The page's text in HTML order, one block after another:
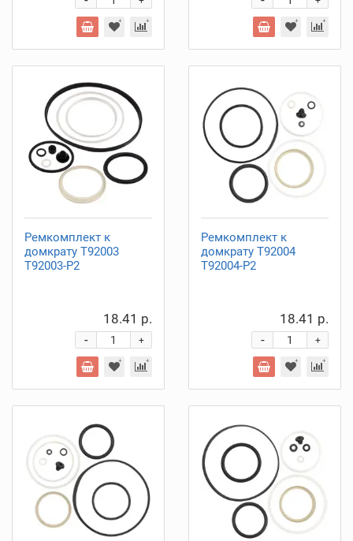
Ремкомплект к
домкрату T92003
T92003-P2
18.41 р.
+
-
Ремкомплект к
домкрату T92004
T92004-P2
18.41 р.
+
-